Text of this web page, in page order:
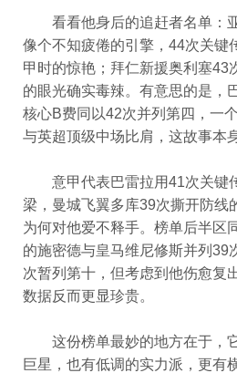
看看他身后的追赶者名单：
像个不知疲倦的引擎，44次关键
甲时的惊艳；拜仁新援奥利塞43
的眼光确实毒辣。有意思的是，
核心B费同以42次并列第四，一
与英超顶级中场比肩，这故事本
意甲代表巴雷拉用41次关键
梁，曼城飞翼多库39次撕开防线
为何对他爱不释手。榜单后半区
的施密德与皇马维尼修斯并列39
次暂列第十，但考虑到他伤愈复
数据反而更显珍贵。
这份榜单最妙的地方在于，
巨星，也有低调的实力派，更有